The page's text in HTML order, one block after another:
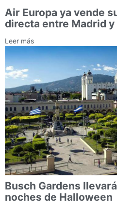
Air Europa ya vende
directa entre Madrid y
Leer más
Busch Gardens
noches de Halloween